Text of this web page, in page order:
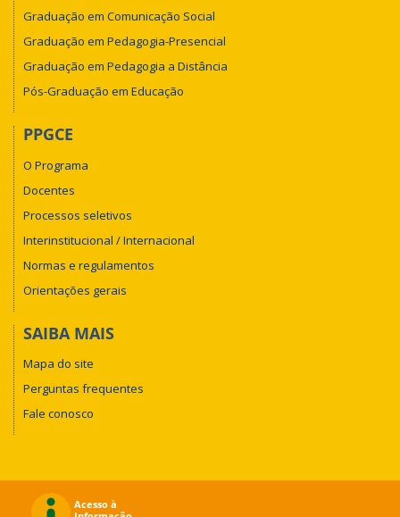
Graduação em Comunicação Social
Graduação em Pedagogia-Presencial
Graduação em Pedagogia a Distância
Pós-Graduação em Educação
PPGCE
O Programa
Docentes
Processos seletivos
Interinstitucional / Internacional
Normas e regulamentos
Orientações gerais
SAIBA MAIS
Mapa do site
Perguntas frequentes
Fale conosco